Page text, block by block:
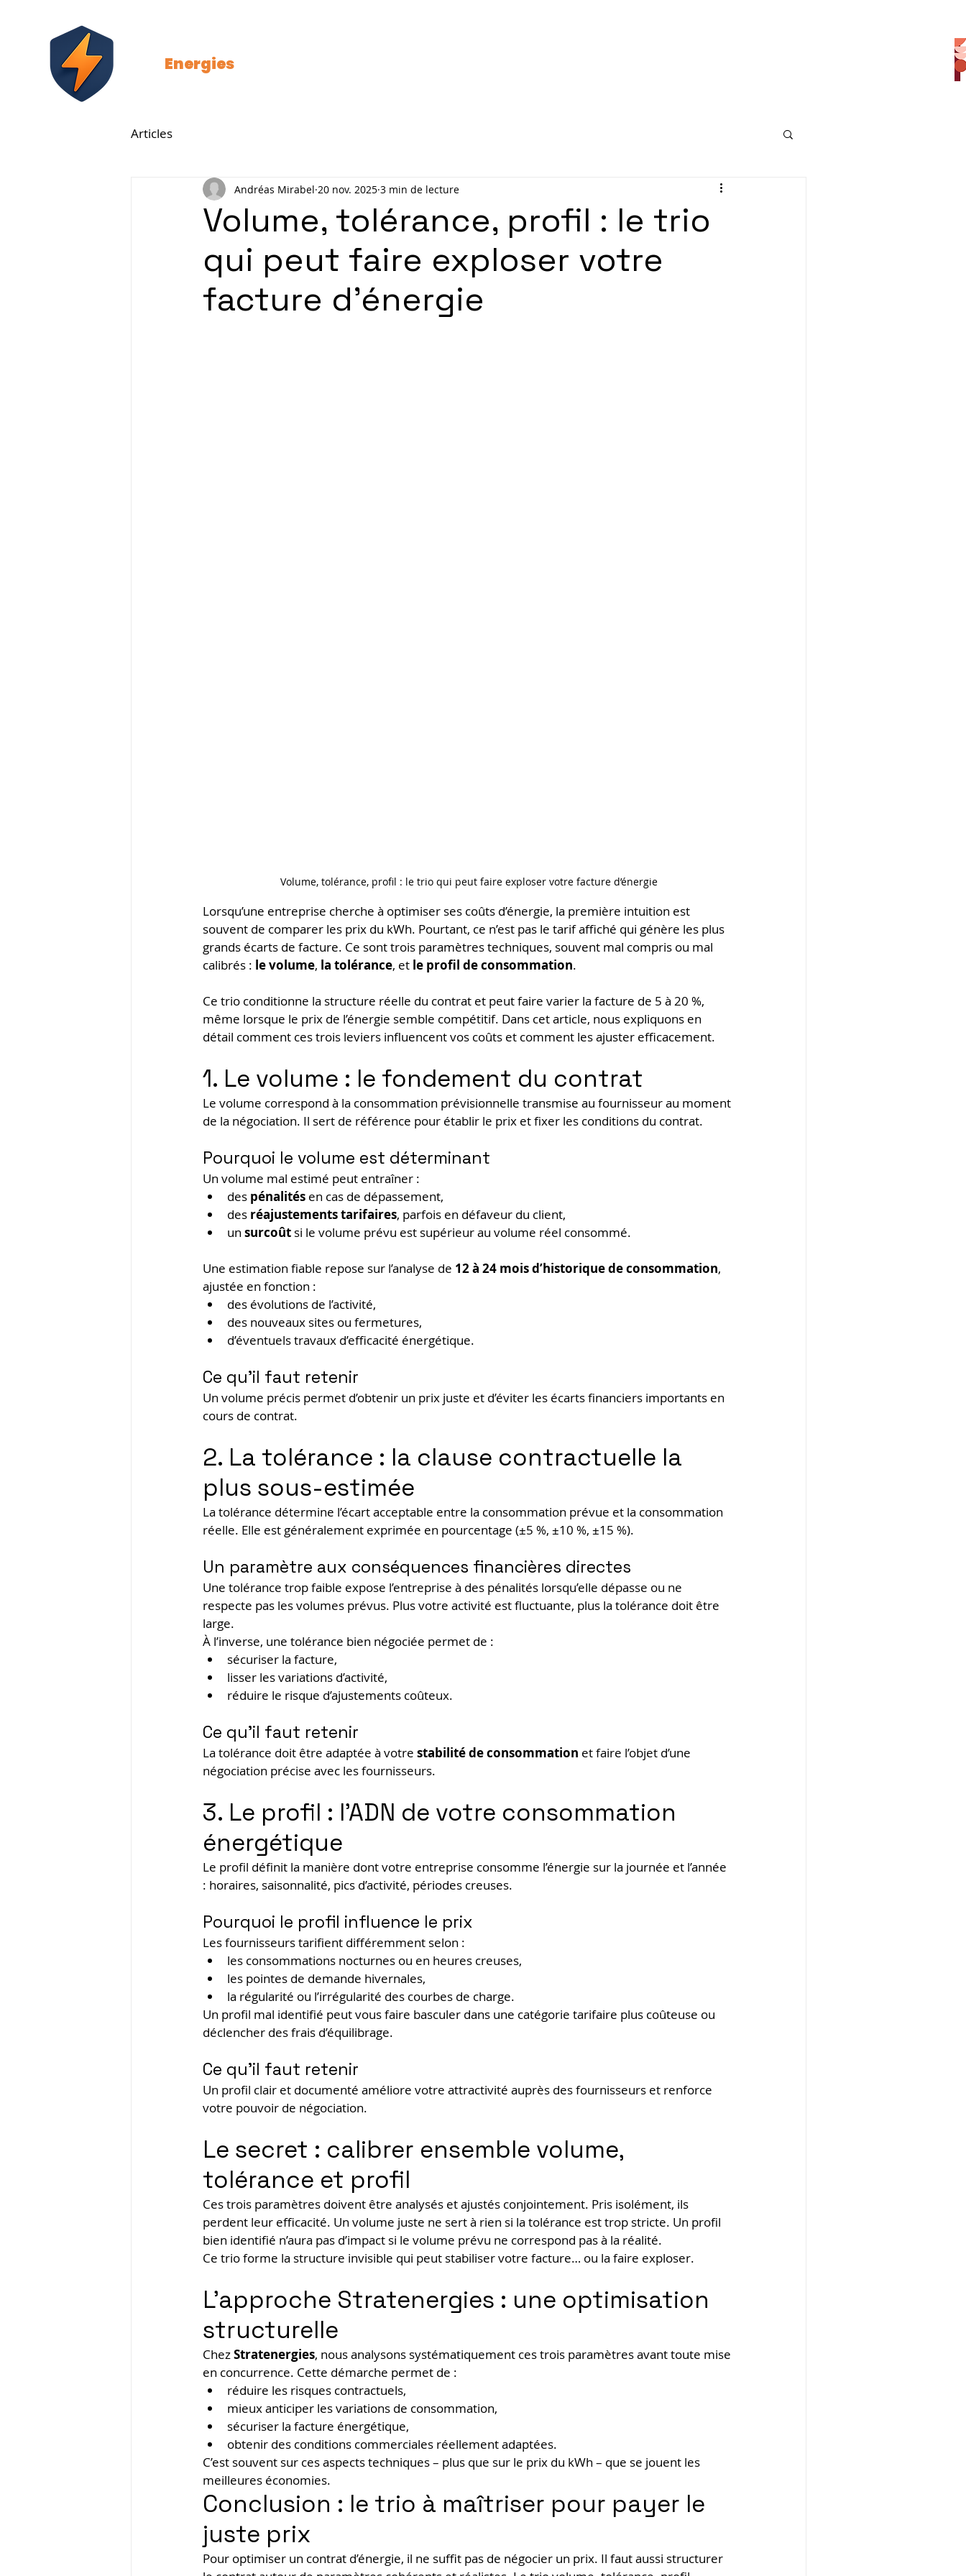
Energies
Articles
Volume, tolérance, profil : le trio
qui peut faire exploser votre
facture d’énergie
Andréas Mirabel 20 nov. 2025 3 min de lecture
Volume, tolérance, profil : le trio qui peut faire exploser votre facture d’énergie
Lorsqu’une entreprise cherche à optimiser ses coûts d’énergie, la première intuition est
souvent de comparer les prix du kWh. Pourtant, ce n’est pas le tarif affiché qui génère les plus
grands écarts de facture. Ce sont trois paramètres techniques, souvent mal compris ou mal
calibrés : le volume, la tolérance, et le profil de consommation.
Ce trio conditionne la structure réelle du contrat et peut faire varier la facture de 5 à 20 %,
même lorsque le prix de l’énergie semble compétitif. Dans cet article, nous expliquons en
détail comment ces trois leviers influencent vos coûts et comment les ajuster efficacement.
1. Le volume : le fondement du contrat
Le volume correspond à la consommation prévisionnelle transmise au fournisseur au moment
de la négociation. Il sert de référence pour établir le prix et fixer les conditions du contrat.
Pourquoi le volume est déterminant
Un volume mal estimé peut entraîner :
des pénalités en cas de dépassement,
des réajustements tarifaires, parfois en défaveur du client,
un surcoût si le volume prévu est supérieur au volume réel consommé.
Une estimation fiable repose sur l’analyse de 12 à 24 mois d’historique de consommation,
ajustée en fonction :
des évolutions de l’activité,
des nouveaux sites ou fermetures,
d’éventuels travaux d’efficacité énergétique.
Ce qu’il faut retenir
Un volume précis permet d’obtenir un prix juste et d’éviter les écarts financiers importants en
cours de contrat.
2. La tolérance : la clause contractuelle la
plus sous-estimée
La tolérance détermine l’écart acceptable entre la consommation prévue et la consommation
réelle. Elle est généralement exprimée en pourcentage (±5 %, ±10 %, ±15 %).
Un paramètre aux conséquences financières directes
Une tolérance trop faible expose l’entreprise à des pénalités lorsqu’elle dépasse ou ne
respecte pas les volumes prévus. Plus votre activité est fluctuante, plus la tolérance doit être
large.
À l’inverse, une tolérance bien négociée permet de :
sécuriser la facture,
lisser les variations d’activité,
réduire le risque d’ajustements coûteux.
Ce qu’il faut retenir
La tolérance doit être adaptée à votre stabilité de consommation et faire l’objet d’une
négociation précise avec les fournisseurs.
3. Le profil : l’ADN de votre consommation
énergétique
Le profil définit la manière dont votre entreprise consomme l’énergie sur la journée et l’année
: horaires, saisonnalité, pics d’activité, périodes creuses.
Pourquoi le profil influence le prix
Les fournisseurs tarifient différemment selon :
les consommations nocturnes ou en heures creuses,
les pointes de demande hivernales,
la régularité ou l’irrégularité des courbes de charge.
Un profil mal identifié peut vous faire basculer dans une catégorie tarifaire plus coûteuse ou
déclencher des frais d’équilibrage.
Ce qu’il faut retenir
Un profil clair et documenté améliore votre attractivité auprès des fournisseurs et renforce
votre pouvoir de négociation.
Le secret : calibrer ensemble volume,
tolérance et profil
Ces trois paramètres doivent être analysés et ajustés conjointement. Pris isolément, ils
perdent leur efficacité. Un volume juste ne sert à rien si la tolérance est trop stricte. Un profil
bien identifié n’aura pas d’impact si le volume prévu ne correspond pas à la réalité.
Ce trio forme la structure invisible qui peut stabiliser votre facture… ou la faire exploser.
L’approche Stratenergies : une optimisation
structurelle
Chez Stratenergies, nous analysons systématiquement ces trois paramètres avant toute mise
en concurrence. Cette démarche permet de :
réduire les risques contractuels,
mieux anticiper les variations de consommation,
sécuriser la facture énergétique,
obtenir des conditions commerciales réellement adaptées.
C’est souvent sur ces aspects techniques – plus que sur le prix du kWh – que se jouent les
meilleures économies.
Conclusion : le trio à maîtriser pour payer le
juste prix
Pour optimiser un contrat d’énergie, il ne suffit pas de négocier un prix. Il faut aussi structurer